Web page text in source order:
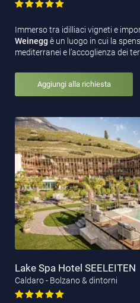
Immerso tra idilliaci vigneti e
Weinegg è un luogo in cui la
mediterranei e l’accoglienza dei
Aggiungi alla richiesta
Lake Spa Hotel SEELEITEN
Caldaro - Bolzano & dintorni